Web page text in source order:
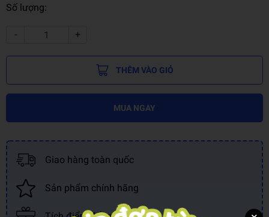
Số lượng:
- +
THÊM VÀO GIỎ
MUA NGAY
Giao hàng toàn quốc
Sản phẩm chính hãng